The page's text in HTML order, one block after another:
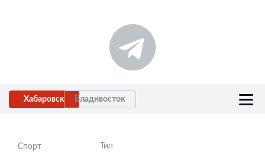
Хабаровск Владивосток
Спорт
Тип